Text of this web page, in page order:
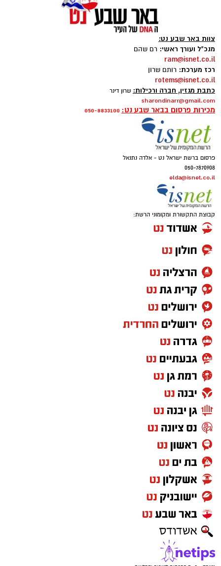
צוות באר שבע נט:
מנכ"ל ועורך ראשי: רם שהם
ram@isnet.co.il
רכז מערכת: רותם שרון
rotems@isnet.co.il
כתבת מגזין, חברה ורכילות: שרון דינר
sharondinarr@gmail.com
מכירות פרסום בבאר שבע נט: 050-8833100
פרסום ברשת ישראל נט - אלדה נתנאל
050-7870908
elda@isnet.co.il
קבוצת התקשורת ומקומוני הרשת: